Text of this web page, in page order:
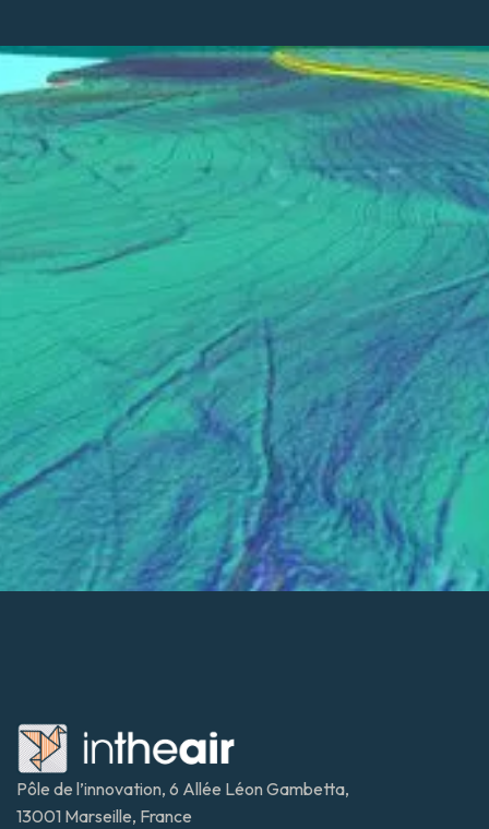
infrastructures pour des performances durables.
Contacter notre service commercial
Pôle de l’innovation, 6 Allée Léon Gambetta,
13001 Marseille, France